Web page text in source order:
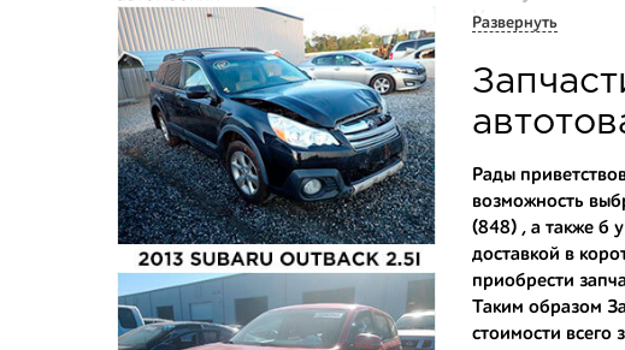
Мы продаем
Многие наши
приобрести
укомплектуют
- доступные по
- сняты только с
- имеют большой
Развернуть
Рады
возможность
(848) , а также б
доставкой в
приобрести
Таким образом
стоимости всего